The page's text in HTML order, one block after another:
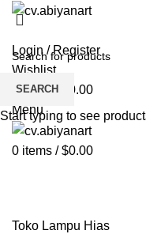
Login / Register
Wishlist
0items /
0.00
Menu
0 items / $0.00
Toko Lampu Hias
SEARCH
Start typing to see